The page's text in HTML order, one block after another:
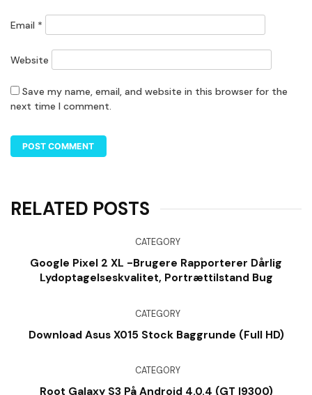
Email *
Website
Save my name, email, and website in this browser for the
next time I comment.
RELATED POSTS
CATEGORY
Google Pixel 2 XL -brugere Rapporterer Dårlig
Lydoptagelseskvalitet, Portrættilstand Bug
CATEGORY
Download Asus X015 Stock Baggrunde (Full HD)
CATEGORY
Root Galaxy S3 På Android 4.0.4 (GT I9300)